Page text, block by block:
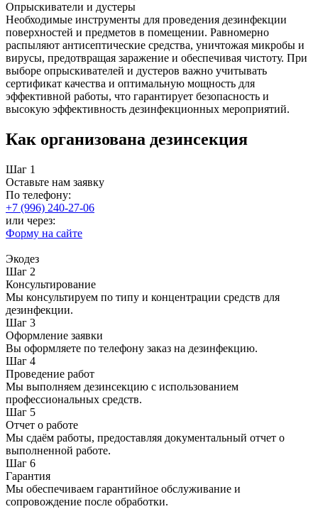
Опрыскиватели и дустеры
Необходимые инструменты для проведения дезинфекции
поверхностей и предметов в помещении. Равномерно
распыляют антисептические средства, уничтожая микробы и
вирусы, предотвращая заражение и обеспечивая чистоту. При
выборе опрыскивателей и дустеров важно учитывать
сертификат качества и оптимальную мощность для
эффективной работы, что гарантирует безопасность и
высокую эффективность дезинфекционных мероприятий.
Как организована дезинсекция
Шаг 1
Оставьте нам заявку
По телефону:
+7 (996) 240-27-06
или через:
Форму на сайте
Экодез
Шаг 2
Консультирование
Мы консультируем по типу и концентрации средств для
дезинфекции.
Шаг 3
Оформление заявки
Вы оформляете по телефону заказ на дезинфекцию.
Шаг 4
Проведение работ
Мы выполняем дезинсекцию с использованием
профессиональных средств.
Шаг 5
Отчет о работе
Мы сдаём работы, предоставляя документальный отчет о
выполненной работе.
Шаг 6
Гарантия
Мы обеспечиваем гарантийное обслуживание и
сопровождение после обработки.